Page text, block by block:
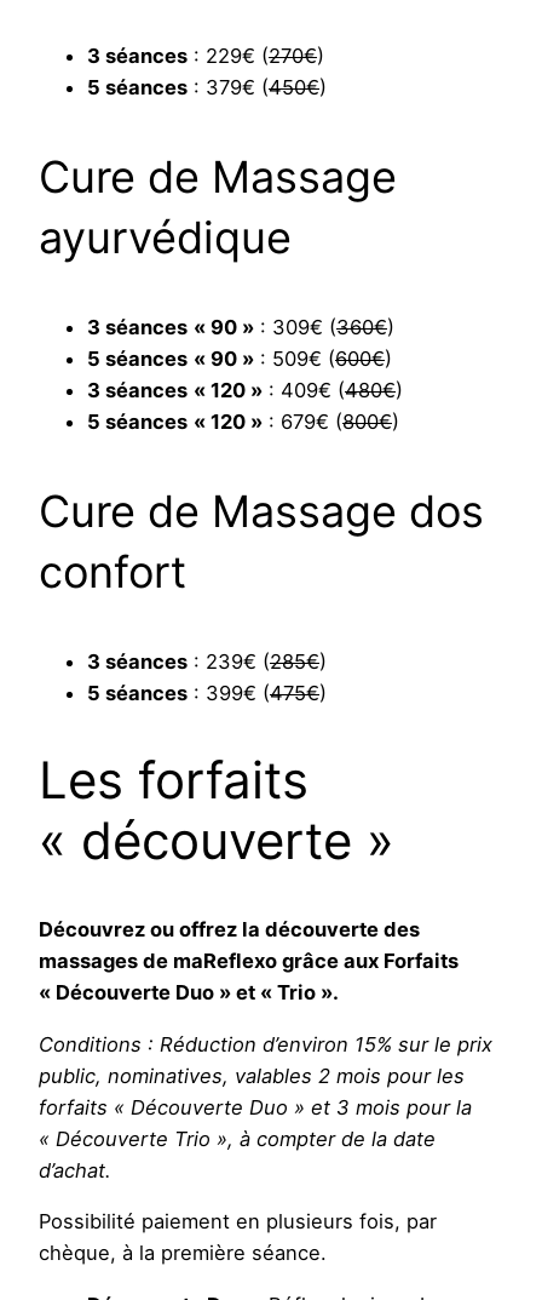
3 séances : 229€ (270€)
5 séances : 379€ (450€)
Cure de Massage
ayurvédique
3 séances « 90 » : 309€ (360€)
5 séances « 90 » : 509€ (600€)
3 séances « 120 » : 409€ (480€)
5 séances « 120 » : 679€ (800€)
Cure de Massage dos
confort
3 séances : 239€ (285€)
5 séances : 399€ (475€)
Les forfaits
« découverte »
Découvrez ou offrez la découverte des
massages de maReflexo grâce aux Forfaits
« Découverte Duo » et « Trio ».
Conditions : Réduction d’environ 15% sur le prix
public, nominatives, valables 2 mois pour les
forfaits « Découverte Duo » et 3 mois pour la
« Découverte Trio », à compter de la date
d’achat.
Possibilité paiement en plusieurs fois, par
chèque, à la première séance.